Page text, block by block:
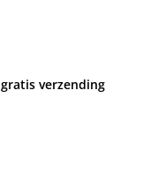
gratis verzending